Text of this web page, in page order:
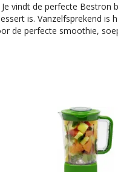
vindt de perfecte
is. Vanzelfsprekend
de perfecte smoothie,
Of je nou een
voor ieder is er wel